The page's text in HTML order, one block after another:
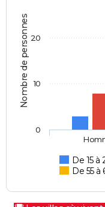
Nombre de personnes
De 15 à
De 55 à
0
10
20